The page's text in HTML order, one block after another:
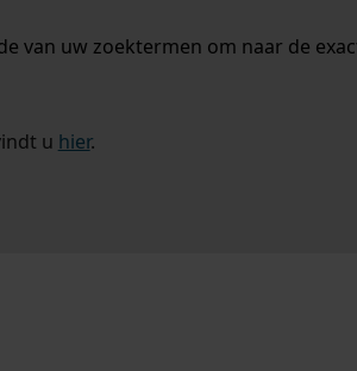
van uw zoektermen om naar de
u hier.